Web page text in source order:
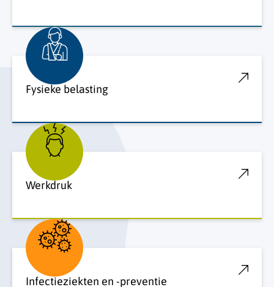
Fysieke belasting
Werkdruk
Infectieziekten en -preventie